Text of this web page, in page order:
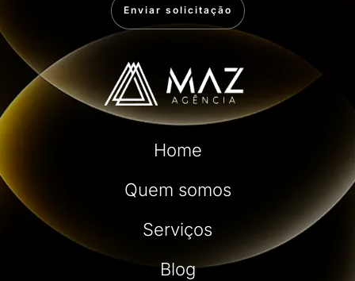
Enviar solicitação
Home
Quem somos
Serviços
Blog